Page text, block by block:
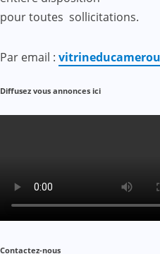
pour toutes sollicitations.
Par email :
Diffusez vous annonces ici
Contactez-nous